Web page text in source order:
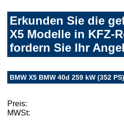
Erkunden Sie die
X5 Modelle in KFZ-
fordern Sie Ihr
BMW X5 BMW 40d 259 kW (352
Preis:
MWSt: